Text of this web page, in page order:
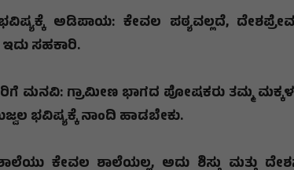
ಅಡಿಪಾಯ: ಕೇವಲ ಪಠ್ಯವಲ್ಲದೆ,
ಸಹಕಾರಿ.
ಮನವಿ: ಗ್ರಾಮೀಣ ಭಾಗದ ಪೋಷಕರು ತಮ್ಮ
ಭವಿಷ್ಯಕ್ಕೆ ನಾಂದಿ ಹಾಡಬೇಕು.
ಕೇವಲ ಶಾಲೆಯಲ್ಲ, ಅದು ಶಿಸ್ತು ಮತ್ತು